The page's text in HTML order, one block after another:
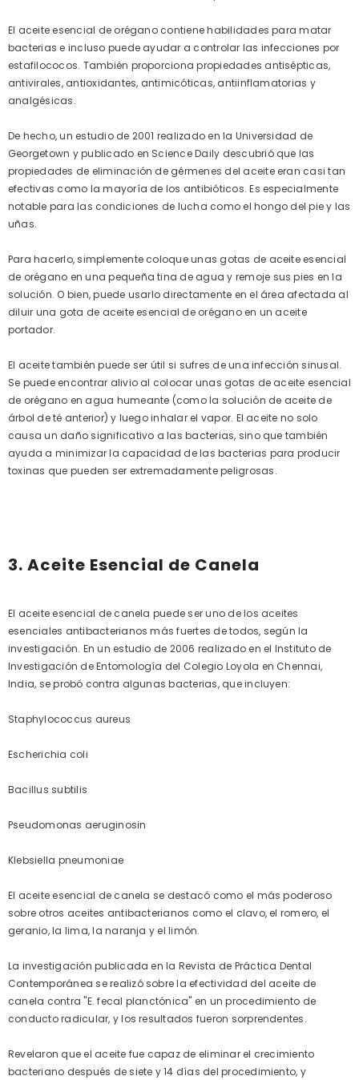
El aceite esencial de orégano contiene habilidades para matar
bacterias e incluso puede ayudar a controlar las infecciones por
estafilococos. También proporciona propiedades antisépticas,
antivirales, antioxidantes, antimicóticas, antiinflamatorias y
analgésicas.
De hecho, un estudio de 2001 realizado en la Universidad de
Georgetown y publicado en Science Daily descubrió que las
propiedades de eliminación de gérmenes del aceite eran casi tan
efectivas como la mayoría de los antibióticos. Es especialmente
notable para las condiciones de lucha como el hongo del pie y las
uñas.
Para hacerlo, simplemente coloque unas gotas de aceite esencial
de orégano en una pequeña tina de agua y remoje sus pies en la
solución. O bien, puede usarlo directamente en el área afectada al
diluir una gota de aceite esencial de orégano en un aceite
portador.
El aceite también puede ser útil si sufres de una infección sinusal.
Se puede encontrar alivio al colocar unas gotas de aceite esencial
de orégano en agua humeante (como la solución de aceite de
árbol de té anterior) y luego inhalar el vapor. El aceite no solo
causa un daño significativo a las bacterias, sino que también
ayuda a minimizar la capacidad de las bacterias para producir
toxinas que pueden ser extremadamente peligrosas.
3. Aceite Esencial de Canela
El aceite esencial de canela puede ser uno de los aceites
esenciales antibacterianos más fuertes de todos, según la
investigación. En un estudio de 2006 realizado en el Instituto de
Investigación de Entomología del Colegio Loyola en Chennai,
India, se probó contra algunas bacterias, que incluyen:
Staphylococcus aureus
Escherichia coli
Bacillus subtilis
Pseudomonas aeruginosin
Klebsiella pneumoniae
El aceite esencial de canela se destacó como el más poderoso
sobre otros aceites antibacterianos como el clavo, el romero, el
geranio, la lima, la naranja y el limón.
La investigación publicada en la Revista de Práctica Dental
Contemporánea se realizó sobre la efectividad del aceite de
canela contra "E. fecal planctónica" en un procedimiento de
conducto radicular, y los resultados fueron sorprendentes.
Revelaron que el aceite fue capaz de eliminar el crecimiento
bacteriano después de siete y 14 días del procedimiento, y